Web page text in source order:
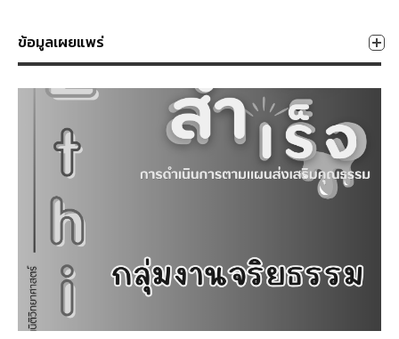
ข้อมูลเผยแพร่